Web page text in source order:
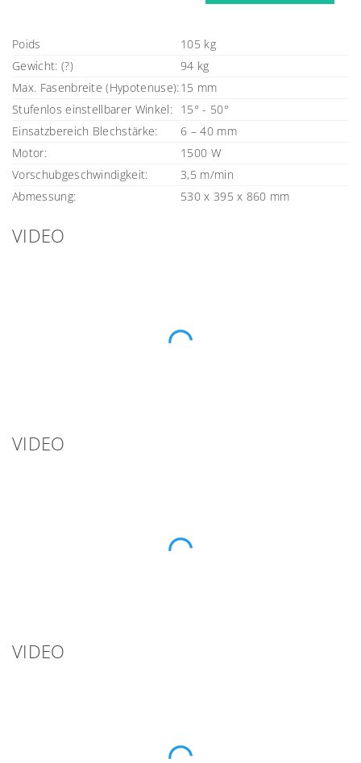
Poids
105 kg
Gewicht: (?)
94 kg
Max. Fasenbreite (Hypotenuse):15 mm
Stufenlos einstellbarer Winkel: 15° - 50°
Einsatzbereich Blechstärke:
6 – 40 mm
Motor:
1500 W
Vorschubgeschwindigkeit:
3,5 m/min
Abmessung:
530 x 395 x 860 mm
VIDEO
VIDEO
VIDEO